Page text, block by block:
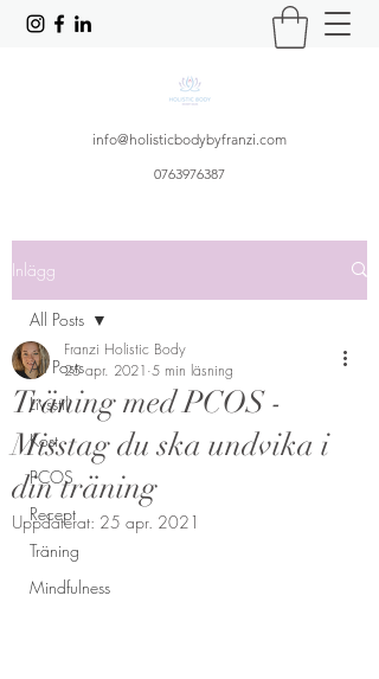
info@holisticbodybyfranzi.com
0763976387
Inlägg
All Posts
Livsstil
Kost
PCOS
Recept
Träning
Mindfulness
All Posts
Träning med PCOS -
Misstag du ska undvika i
din träning
Franzi Holistic Body
25 apr. 2021 5 min läsning
Uppdaterat: 25 apr. 2021